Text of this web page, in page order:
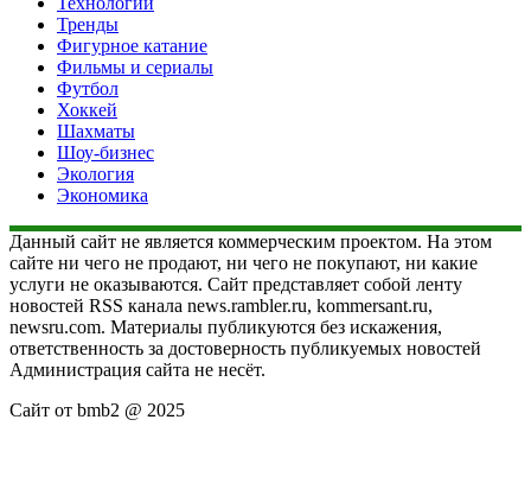
Тренды
Фигурное катание
Фильмы и сериалы
Футбол
Хоккей
Шахматы
Шоу-бизнес
Экология
Экономика
Данный сайт не является коммерческим проектом. На этом
сайте ни чего не продают, ни чего не покупают, ни какие
услуги не оказываются. Сайт представляет собой ленту
новостей RSS канала news.rambler.ru, kommersant.ru,
newsru.com. Материалы публикуются без искажения,
ответственность за достоверность публикуемых новостей
Администрация сайта не несёт.
Сайт от bmb2 @ 2025